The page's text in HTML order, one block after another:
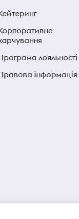
лояльності
інформація